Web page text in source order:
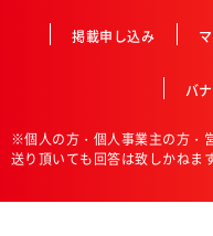
掲載申し込み
バ
※個人の方・個人事業主の方・
送り頂いても回答は致しかねます